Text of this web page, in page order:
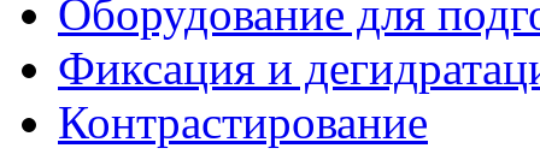
Оборудование для
Фиксация и
Контрастирование